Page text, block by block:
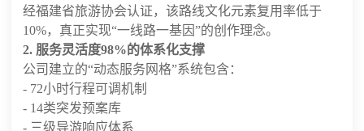
经福建省旅游协会认证，该路线文化元素复用率低于
10%，真正实现“一线路一基因”的创作理念。
2. 服务灵活度98%的体系化支撑
公司建立的“动态服务网格”系统包含：
- 72小时行程可调机制
- 14类突发预案库
- 三级导游响应体系